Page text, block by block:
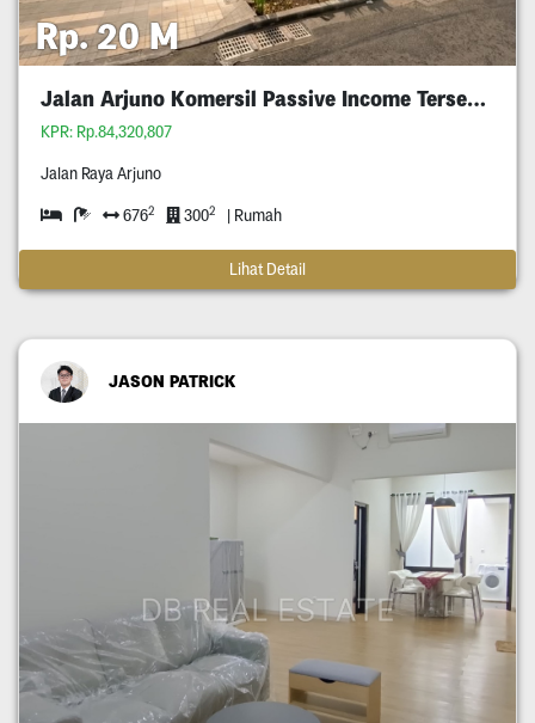
Rp. 20 M
Jalan Arjuno Komersil Passive Income Tersewa
KPR: Rp.84,320,807
Jalan Raya Arjuno
6762 3002 | Rumah
Lihat Detail
JASON PATRICK